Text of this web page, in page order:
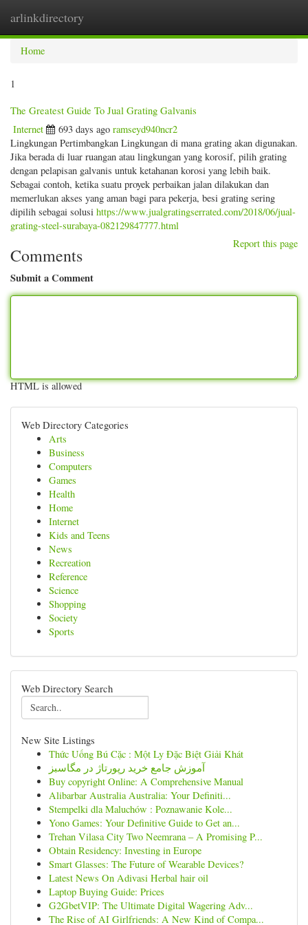
arlinkdirectory
Home
1
The Greatest Guide To Jual Grating Galvanis
Internet 693 days ago ramseyd940ncr2
Lingkungan Pertimbangkan Lingkungan di mana grating akan digunakan.
Jika berada di luar ruangan atau lingkungan yang korosif, pilih grating
dengan pelapisan galvanis untuk ketahanan korosi yang lebih baik.
Sebagai contoh, ketika suatu proyek perbaikan jalan dilakukan dan
memerlukan akses yang aman bagi para pekerja, besi grating sering
dipilih sebagai solusi https://www.jualgratingserrated.com/2018/06/jual-
grating-steel-surabaya-082129847777.html
Report this page
Comments
Submit a Comment
HTML is allowed
Web Directory Categories
Arts
Business
Computers
Games
Health
Home
Internet
Kids and Teens
News
Recreation
Reference
Science
Shopping
Society
Sports
Web Directory Search
New Site Listings
Thức Uống Bú Cặc : Một Ly Đặc Biệt Giải Khát
آموزش جامع خرید رپورتاژ در مگاسبز
Buy copyright Online: A Comprehensive Manual
Alibarbar Australia Australia: Your Definiti...
Stempelki dla Maluchów : Poznawanie Kole...
Yono Games: Your Definitive Guide to Get an...
Trehan Vilasa City Two Neemrana – A Promising P...
Obtain Residency: Investing in Europe
Smart Glasses: The Future of Wearable Devices?
Latest News On Adivasi Herbal hair oil
Laptop Buying Guide: Prices
G2GbetVIP: The Ultimate Digital Wagering Adv...
The Rise of AI Girlfriends: A New Kind of Compa...